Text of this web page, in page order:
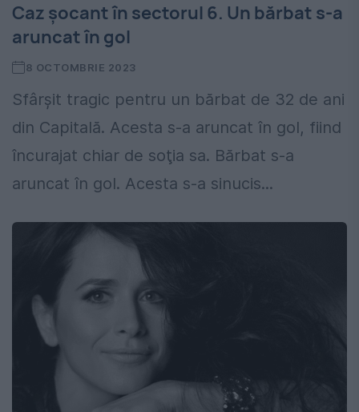
Caz şocant în sectorul 6. Un bărbat s-a
aruncat în gol
8 OCTOMBRIE 2023
Sfârșit tragic pentru un bărbat de 32 de ani
din Capitală. Acesta s-a aruncat în gol, fiind
încurajat chiar de soţia sa. Bărbat s-a
aruncat în gol. Acesta s-a sinucis...